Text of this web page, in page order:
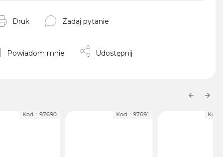
Druk Zadaj pytanie
Powiadom mnie Udostępnij
Previous
Next